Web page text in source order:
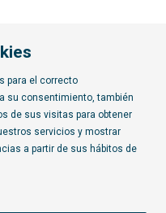
boletín
para el correcto
su consentimiento, también
de sus visitas para obtener
servicios y mostrar
a partir de sus hábitos de